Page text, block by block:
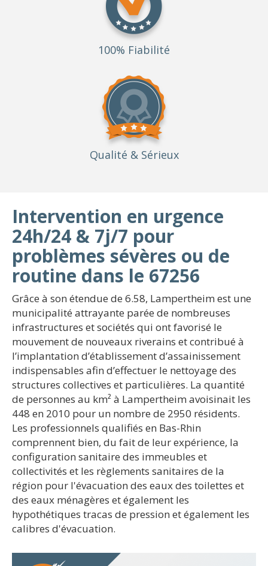
100% Fiabilité
Qualité & Sérieux
Intervention en urgence
24h/24 & 7j/7 pour
problèmes sévères ou de
routine dans le 67256
Grâce à son étendue de 6.58, Lampertheim est une
municipalité attrayante parée de nombreuses
infrastructures et sociétés qui ont favorisé le
mouvement de nouveaux riverains et contribué à
l’implantation d’établissement d’assainissement
indispensables afin d’effectuer le nettoyage des
structures collectives et particulières. La quantité
de personnes au km² à Lampertheim avoisinait les
448 en 2010 pour un nombre de 2950 résidents.
Les professionnels qualifiés en Bas-Rhin
comprennent bien, du fait de leur expérience, la
configuration sanitaire des immeubles et
collectivités et les règlements sanitaires de la
région pour l'évacuation des eaux des toilettes et
des eaux ménagères et également les
hypothétiques tracas de pression et également les
calibres d'évacuation.